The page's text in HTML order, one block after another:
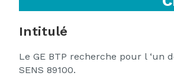
Intitulé
Le GE BTP recherche pour l ‘un
SENS 89100.